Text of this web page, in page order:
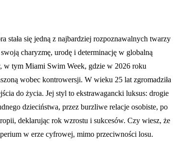
się jedną z najbardziej rozpoznawalnych twarzy
charyzmę, urodę i determinację w globalną
w tym Miami Swim Week, gdzie w 2026 roku
wobec kontrowersji. W wieku 25 lat zgromadziła
do życia. Jej styl to ekstrawagancki luksus: drogie
dzieciństwa, przez burzliwe relacje osobiste, po
deklarując rok wzrostu i sukcesów. Czy wiesz, że
w erze cyfrowej, mimo przeciwności losu.